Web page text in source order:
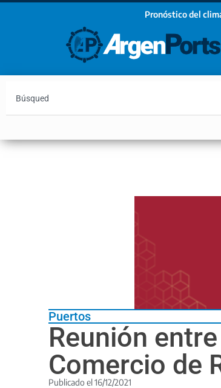
Pronóstico del
Puertos
Reunión
Comercio de
Publicado el 16/12/2021
¡Sumate a nuestro
Email
Estoy de acuerdo con las condiciones y